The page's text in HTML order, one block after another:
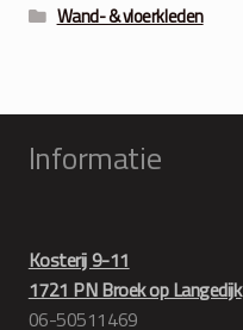
Wand- & vloerkleden
Informatie
Kosterij 9-11
1721 PN Broek op Langedijk
06-50511469